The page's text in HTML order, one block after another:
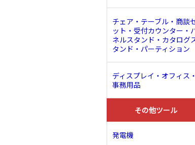
チェア・テーブル・商談
ット・受付カウンター・
ネルスタンド・カタログ
タンド・パーティション
ディスプレイ・オフィス・
事務用品
その他ツール
発電機